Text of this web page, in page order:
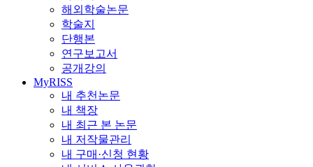
해외학술논문
학술지
단행본
연구보고서
공개강의
MyRISS
내 추천논문
내 책장
내 최근 본 논문
내 저작물관리
내 구매·신청 현황